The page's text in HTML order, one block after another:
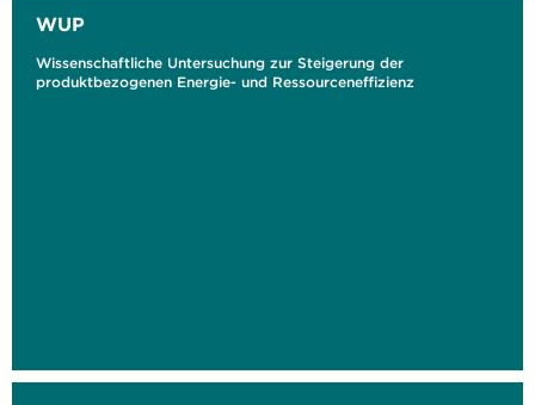
WUP
Wissenschaftliche Untersuchung zur Steigerung der
produktbezogenen Energie- und Ressourceneffizienz